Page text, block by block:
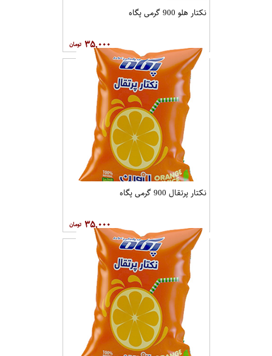
نکتار هلو 900 گرمی پگاه
۳۵,۰۰۰
نکتار پرتقال 900 گرمی پگاه
۳۵,۰۰۰